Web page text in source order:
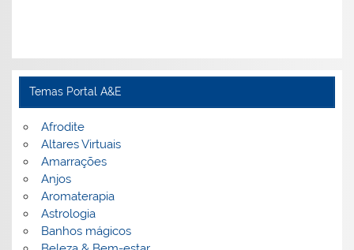
Temas Portal A&E
Afrodite
Altares Virtuais
Amarrações
Anjos
Aromaterapia
Astrologia
Banhos mágicos